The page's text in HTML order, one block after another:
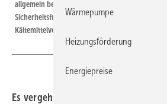
allgemein behauptet wird. Moderne Geräte
Sicherheitsfunktionen, die Leckagen
Kältemittelverlust begrenzen.
Es vergeht kein Sommer, ohne dass
Wärmepumpe
Heizungsförderung
Energiepreise